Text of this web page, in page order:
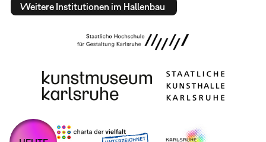
Weitere Institutionen im Hallenbau